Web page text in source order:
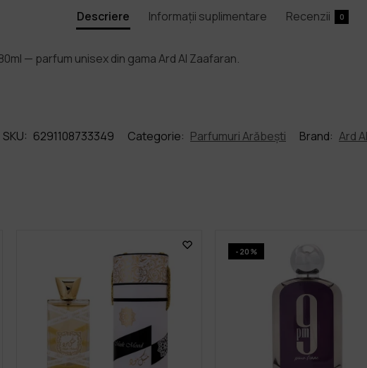
Descriere Informații suplimentare Recenzii 0
— parfum unisex din gama Ard Al Zaafaran.
SKU: 6291108733349 Categorie: Parfumuri Arăbești Brand: Ard
-20%